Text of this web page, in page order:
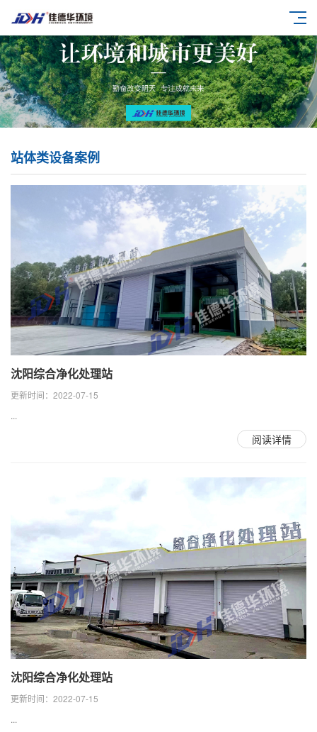
站体类设备案例
沈阳综合净化处理站
更新时间：2022-07-15
...
阅读详情
沈阳综合净化处理站
更新时间：2022-07-15
...